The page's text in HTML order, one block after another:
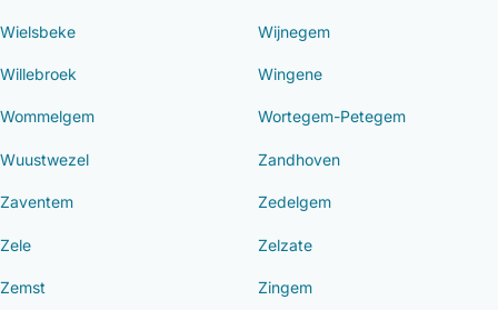
Wielsbeke Wijnegem
Willebroek Wingene
Wommelgem Wortegem-Petegem
Wuustwezel Zandhoven
Zaventem Zedelgem
Zele Zelzate
Zemst Zingem